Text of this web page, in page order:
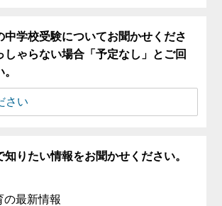
中学校受験についてお聞かせくださ
しゃらない場合「予定なし」とご回
知りたい情報をお聞かせください。
の最新情報